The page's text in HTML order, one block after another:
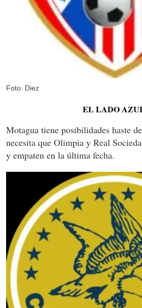
Foto: Diez
EL LADO
Motagua tiene posibilidades haste
necesita que Olimpia y Real
y empaten en la última fecha.